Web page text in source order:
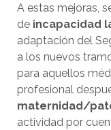
A estas mejoras,
de incapacidad
adaptación del
a los nuevos
para aquellos
profesional
maternidad/
actividad por